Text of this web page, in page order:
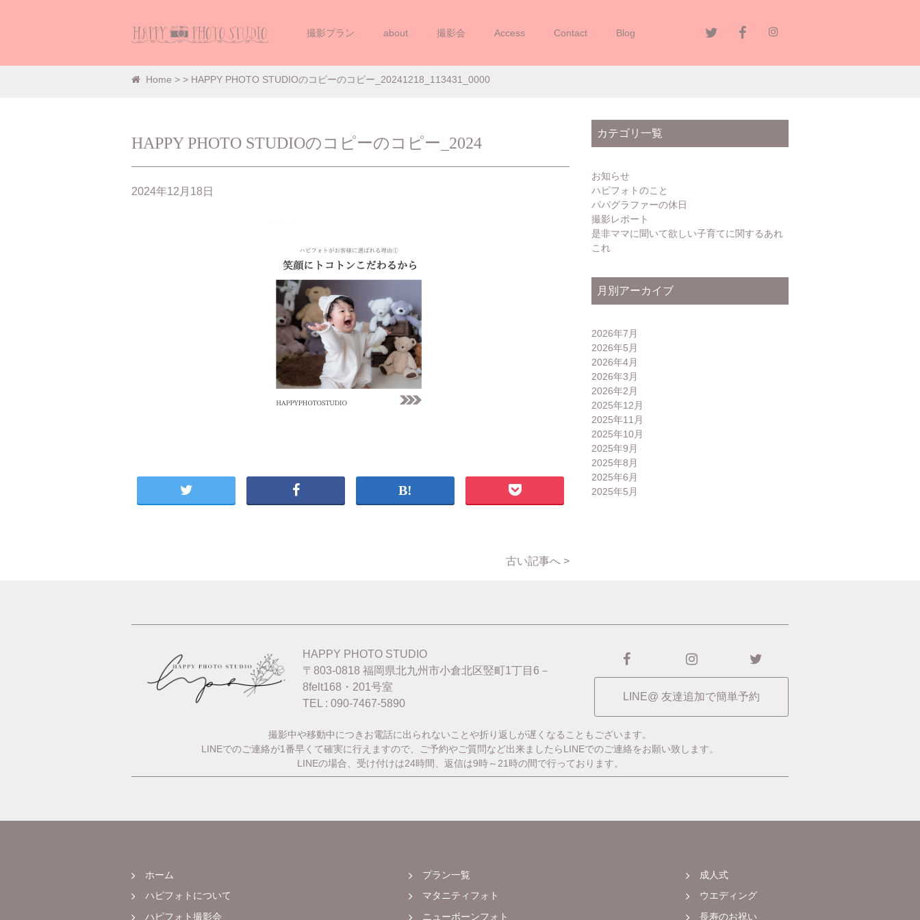
撮影プラン about 撮影会 Access Contact Blog
HAPPY PHOTO STUDIOのコピーのコピー_20241218_113431_0000
Home > > HAPPY PHOTO STUDIOのコピーのコピー_20241218_113431_0000
HAPPY PHOTO STUDIOのコピーのコピー_2024
2024年12月18日
古い記事へ >
カテゴリ一覧
お知らせ
ハピフォトのこと
パパグラファーの休日
撮影レポート
是非ママに聞いて欲しい子育てに関するあれ
これ
月別アーカイブ
2026年7月
2026年5月
2026年4月
2026年3月
2026年2月
2025年12月
2025年11月
2025年10月
2025年9月
2025年8月
2025年6月
2025年5月
HAPPY PHOTO STUDIO
〒803-0818 福岡県北九州市小倉北区竪町1丁目6－
8felt168・201号室
TEL : 090-7467-5890
LINE@ 友達追加で簡単予約
撮影中や移動中につきお電話に出られないことや折り返しが遅くなることもございます。
LINEでのご連絡が1番早くて確実に行えますので、ご予約やご質問など出来ましたらLINEでのご連絡をお願い致します。
LINEの場合、受け付けは24時間、返信は9時～21時の間で行っております。
ホーム
ハピフォトについて
ハピフォト撮影会
プラン一覧
マタニティフォト
ニューボーンフォト
成人式
ウエディング
長寿のお祝い